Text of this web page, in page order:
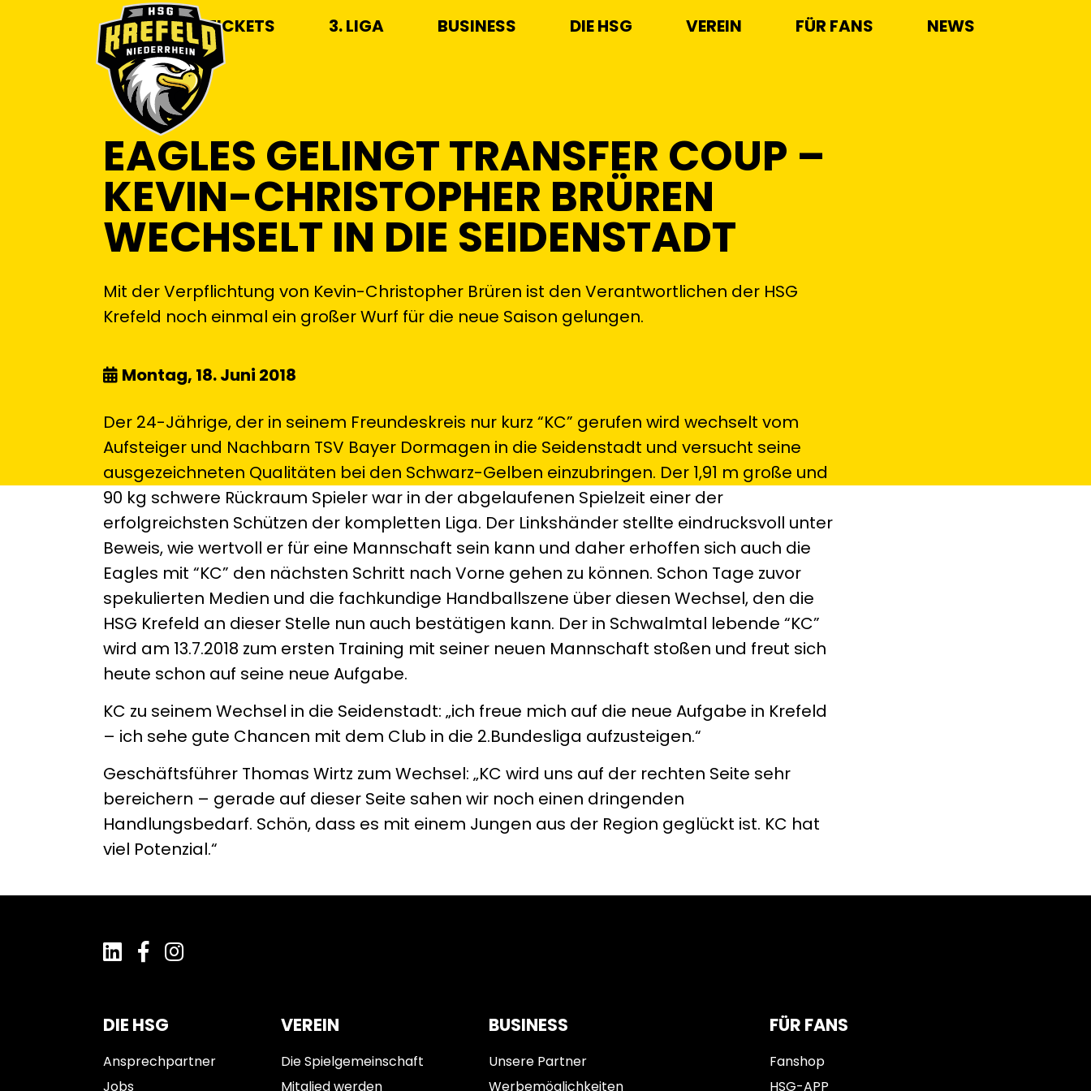
TICKETS 3. LIGA BUSINESS DIE HSG VEREIN FÜR FANS NEWS
EAGLES GELINGT TRANSFER COUP –
KEVIN-CHRISTOPHER BRÜREN
WECHSELT IN DIE SEIDENSTADT
Mit der Verpflichtung von Kevin-Christopher Brüren ist den Verantwortlichen der HSG
Krefeld noch einmal ein großer Wurf für die neue Saison gelungen.
Montag, 18. Juni 2018
Der 24-Jährige, der in seinem Freundeskreis nur kurz “KC” gerufen wird wechselt vom
Aufsteiger und Nachbarn TSV Bayer Dormagen in die Seidenstadt und versucht seine
ausgezeichneten Qualitäten bei den Schwarz-Gelben einzubringen. Der 1,91 m große und
90 kg schwere Rückraum Spieler war in der abgelaufenen Spielzeit einer der
erfolgreichsten Schützen der kompletten Liga. Der Linkshänder stellte eindrucksvoll unter
Beweis, wie wertvoll er für eine Mannschaft sein kann und daher erhoffen sich auch die
Eagles mit “KC” den nächsten Schritt nach Vorne gehen zu können. Schon Tage zuvor
spekulierten Medien und die fachkundige Handballszene über diesen Wechsel, den die
HSG Krefeld an dieser Stelle nun auch bestätigen kann. Der in Schwalmtal lebende “KC”
wird am 13.7.2018 zum ersten Training mit seiner neuen Mannschaft stoßen und freut sich
heute schon auf seine neue Aufgabe.
KC zu seinem Wechsel in die Seidenstadt: „ich freue mich auf die neue Aufgabe in Krefeld
– ich sehe gute Chancen mit dem Club in die 2.Bundesliga aufzusteigen.“
Geschäftsführer Thomas Wirtz zum Wechsel: „KC wird uns auf der rechten Seite sehr
bereichern – gerade auf dieser Seite sahen wir noch einen dringenden
Handlungsbedarf. Schön, dass es mit einem Jungen aus der Region geglückt ist. KC hat
viel Potenzial.“
DIE HSG
Ansprechpartner
Jobs
VEREIN
Die Spielgemeinschaft
Mitglied werden
BUSINESS
Unsere Partner
Werbemöglichkeiten
FÜR FANS
Fanshop
HSG-APP